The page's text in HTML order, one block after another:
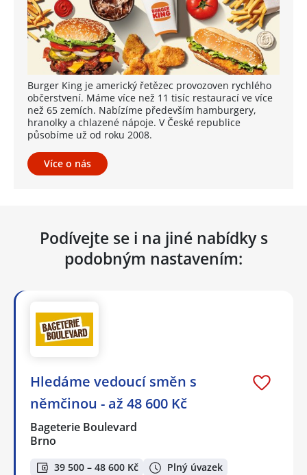
Burger King je americký řetězec provozoven rychlého
občerstvení. Máme více než 11 tisíc restaurací ve více
než 65 zemích. Nabízíme především hamburgery,
hranolky a chlazené nápoje. V České republice
působíme už od roku 2008.
Více o nás
Podívejte se i na jiné nabídky s
podobným nastavením:
Hledáme vedoucí směn s
němčinou - až 48 600 Kč
Bageterie Boulevard
Brno
39 500 – 48 600 Kč Plný úvazek